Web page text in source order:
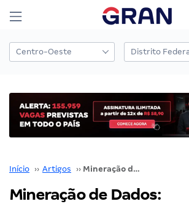
Início ›› Artigos ›› Mineração de Dados: Transformando Dados em Decisão
Mineração de Dados: